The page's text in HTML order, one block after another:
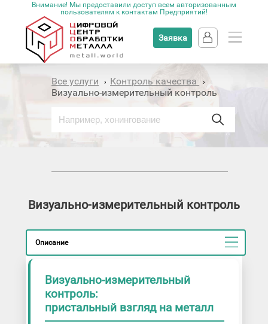
Внимание! Мы предоставили доступ всем авторизованным
пользователям к контактам Предприятий!
Заявка
Все услуги › Контроль качества ›
Визуально-измерительный контроль
Визуально-измерительный контроль
Описание
Визуально-измерительный
контроль:
пристальный взгляд на металл